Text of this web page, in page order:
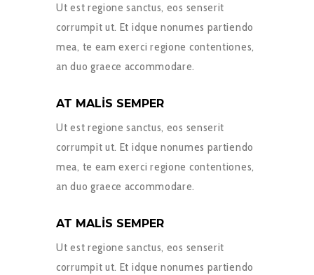
Ut est regione sanctus, eos senserit
corrumpit ut. Et idque nonumes partiendo
mea, te eam exerci regione contentiones,
an duo graece accommodare.
AT MALIS SEMPER
Ut est regione sanctus, eos senserit
corrumpit ut. Et idque nonumes partiendo
mea, te eam exerci regione contentiones,
an duo graece accommodare.
AT MALIS SEMPER
Ut est regione sanctus, eos senserit
corrumpit ut. Et idque nonumes partiendo